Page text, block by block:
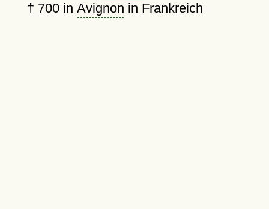
† 700in Avignon in Frankreich